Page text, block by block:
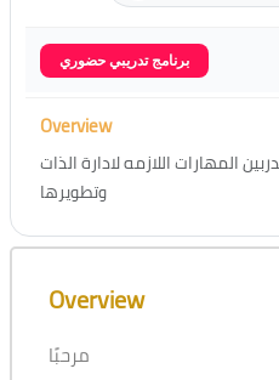
برنامج تدريبي حضوري
Overview
المهارات اللازمه لادارة الذات
وتطويرها
Skip [Cocoon] Course Overview
Overview
مرحبًا